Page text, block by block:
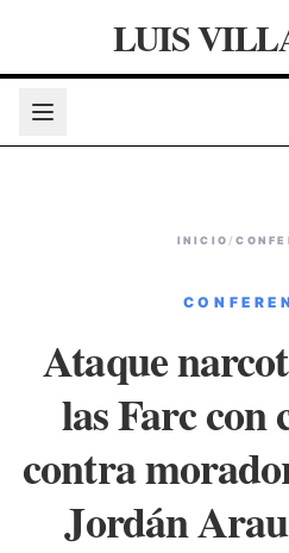
LUIS
INICIO /
Ataque
las Farc con
contra
Jordán